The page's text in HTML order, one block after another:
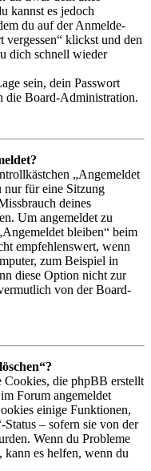
kannst es jedoch
du auf der Anmelde-
vergessen“ klickst und den
dich schnell wieder
sein, dein Passwort
die Board-Administration.
„Angemeldet
nur für eine Sitzung
deines
Um angemeldet zu
bleiben“ beim
empfehlenswert, wenn
zum Beispiel in
diese Option nicht zur
von der Board-
Cookies, die phpBB erstellt
Forum angemeldet
einige Funktionen,
Status – sofern sie von der
Wenn du Probleme
es helfen, wenn du